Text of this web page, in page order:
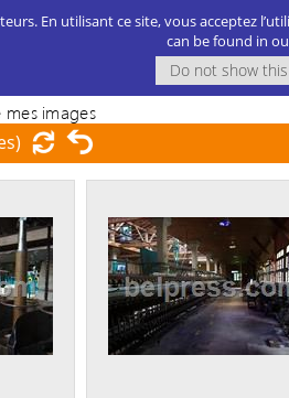
images
En utilisant ce site, vous acceptez
can be found in